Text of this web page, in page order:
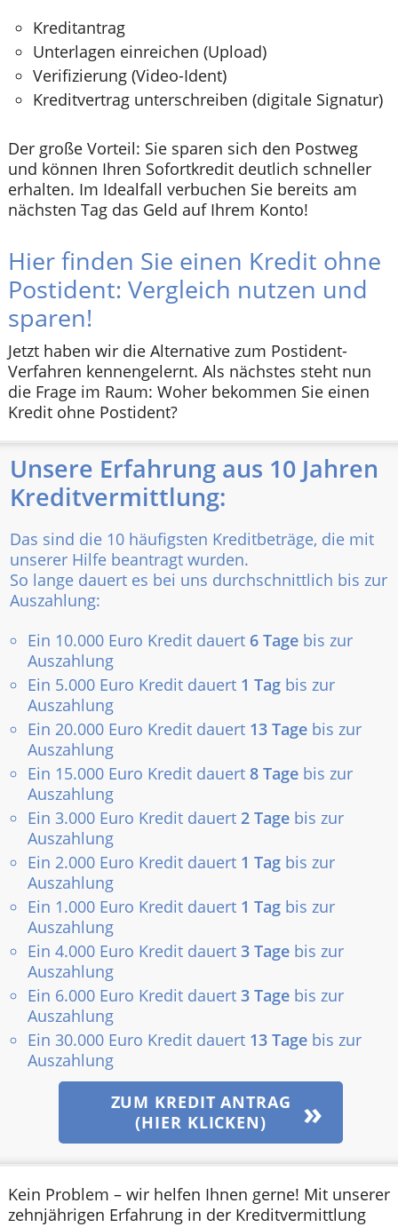
Kreditantrag
Unterlagen einreichen (Upload)
Verifizierung (Video-Ident)
Kreditvertrag unterschreiben (digitale Signatur)
Der große Vorteil: Sie sparen sich den Postweg
und können Ihren Sofortkredit deutlich schneller
erhalten. Im Idealfall verbuchen Sie bereits am
nächsten Tag das Geld auf Ihrem Konto!
Hier finden Sie einen Kredit ohne
Postident: Vergleich nutzen und
sparen!
Jetzt haben wir die Alternative zum Postident-
Verfahren kennengelernt. Als nächstes steht nun
die Frage im Raum: Woher bekommen Sie einen
Kredit ohne Postident?
Unsere Erfahrung aus 10 Jahren
Kreditvermittlung:
Das sind die 10 häufigsten Kreditbeträge, die mit
unserer Hilfe beantragt wurden.
So lange dauert es bei uns durchschnittlich bis zur
Auszahlung:
Ein 10.000 Euro Kredit dauert6 Tage bis zur
Auszahlung
Ein 5.000 Euro Kredit dauert 1 Tag bis zur
Auszahlung
Ein 20.000 Euro Kredit dauert 13 Tage bis zur
Auszahlung
Ein 15.000 Euro Kredit dauert8 Tage bis zur
Auszahlung
Ein 3.000 Euro Kredit dauert2 Tage bis zur
Auszahlung
Ein 2.000 Euro Kredit dauert 1 Tag bis zur
Auszahlung
Ein 1.000 Euro Kredit dauert 1 Tag bis zur
Auszahlung
Ein 4.000 Euro Kredit dauert3 Tage bis zur
Auszahlung
Ein 6.000 Euro Kredit dauert3 Tage bis zur
Auszahlung
Ein 30.000 Euro Kredit dauert 13 Tage bis zur
Auszahlung
ZUM KREDIT ANTRAG
(HIER KLICKEN)
Kein Problem – wir helfen Ihnen gerne! Mit unserer
zehnjährigen Erfahrung in der Kreditvermittlung